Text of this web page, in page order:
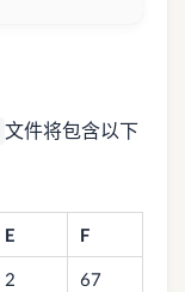
文件将包含以下
E F
2 67